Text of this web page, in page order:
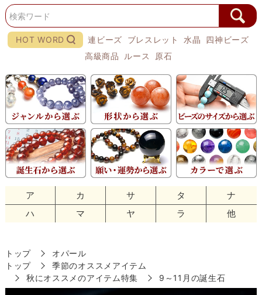
HOT WORD 連ビーズ ブレスレット 水晶
四神ビーズ
高級商品
ルース 原石
ア カ サ タ
ナ
ハ
マ ヤ ラ 他
トップ
オパール
トップ
季節のオススメアイテム
秋にオススメのアイテム特集
9～11月の誕生石